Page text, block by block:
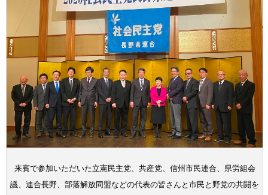
来賓で参加いただいた立憲民主党、共産党、信州市民連合、県労組会
議、連合長野、部落解放同盟などの代表の皆さんと市民と野党の共闘を